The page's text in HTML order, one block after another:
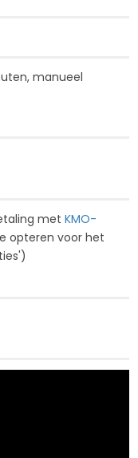
manueel
metKMO-
opteren voor het
')